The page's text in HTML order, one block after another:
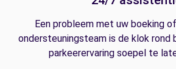
Een probleem met uw boeking
ondersteuningsteam is de klok rond
parkeerervaring soepel te